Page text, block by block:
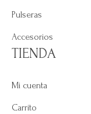
Pulseras
Accesorios
TIENDA
Mi cuenta
Carrito